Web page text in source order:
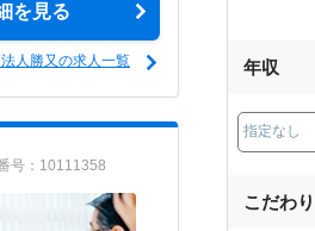
を見る
法人勝又の求人一覧
号：10111358
薬局
年収
こだわ